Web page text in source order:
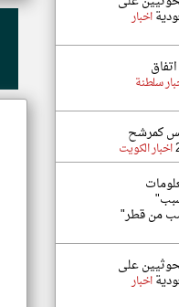
اخبار
سلطنة
كمرشح
اخبار الكويت
من قطر"
على
اخبار